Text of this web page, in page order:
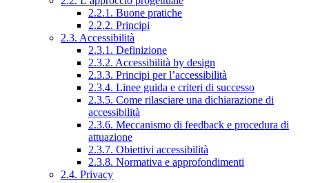
2.2.1. Buone pratiche
2.2.2. Principi
2.3. Accessibilità
2.3.1. Definizione
2.3.2. Accessibilità by design
2.3.3. Principi per l’accessibilità
2.3.4. Linee guida e criteri di successo
2.3.5. Come rilasciare una dichiarazione di
accessibilità
2.3.6. Meccanismo di feedback e procedura di
attuazione
2.3.7. Obiettivi accessibilità
2.3.8. Normativa e approfondimenti
2.4. Privacy